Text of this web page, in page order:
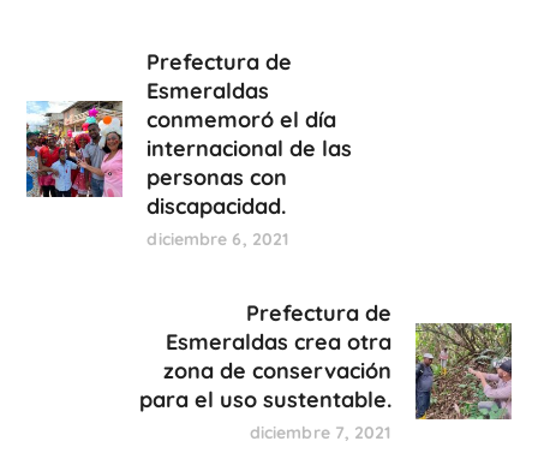
Prefectura de
Esmeraldas
conmemoró el día
internacional de las
personas con
discapacidad.
diciembre 6, 2021
Prefectura de
Esmeraldas crea otra
zona de conservación
para el uso sustentable.
diciembre 7, 2021